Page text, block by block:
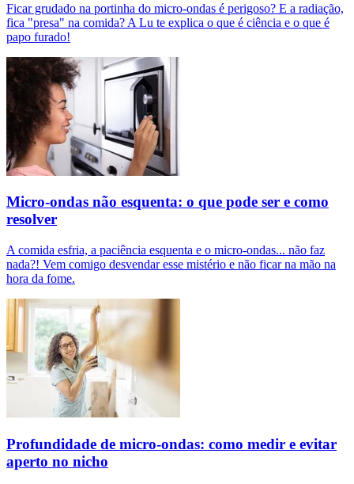
Ficar grudado na portinha do micro-ondas é perigoso? E a radiação,
fica "presa" na comida? A Lu te explica o que é ciência e o que é
papo furado!
Micro-ondas não esquenta: o que pode ser e como
resolver
A comida esfria, a paciência esquenta e o micro-ondas... não faz
nada?! Vem comigo desvendar esse mistério e não ficar na mão na
hora da fome.
Profundidade de micro-ondas: como medir e evitar
aperto no nicho